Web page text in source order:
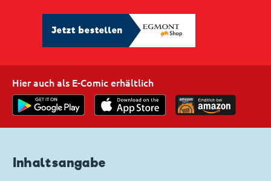
Jetzt bestellen
Hier auch als E-Comic erhältlich
Inhaltsangabe